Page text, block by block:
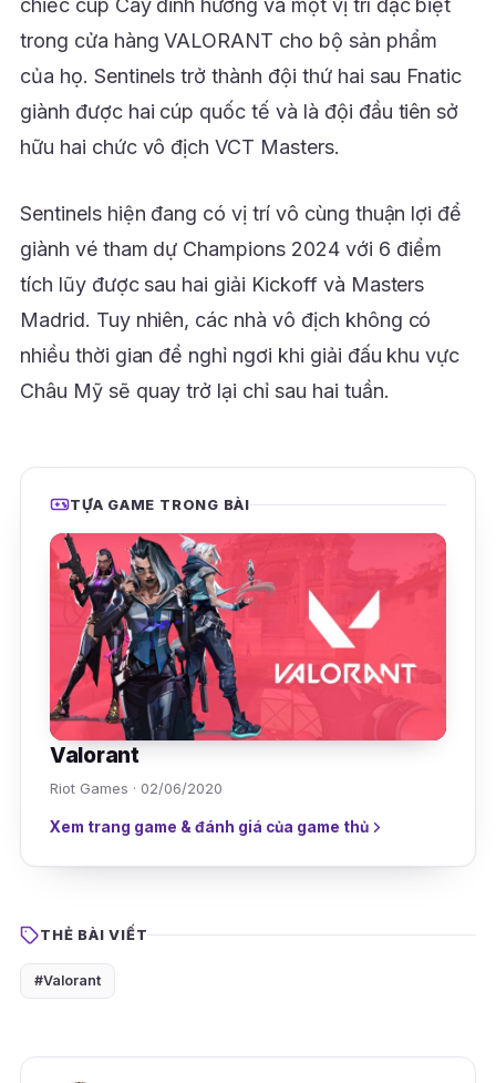
chiếc cúp Cây đinh hương và một vị trí đặc biệt
trong cửa hàng VALORANT cho bộ sản phẩm
của họ. Sentinels trở thành đội thứ hai sau Fnatic
giành được hai cúp quốc tế và là đội đầu tiên sở
hữu hai chức vô địch VCT Masters.
Sentinels hiện đang có vị trí vô cùng thuận lợi để
giành vé tham dự Champions 2024 với 6 điểm
tích lũy được sau hai giải Kickoff và Masters
Madrid. Tuy nhiên, các nhà vô địch không có
nhiều thời gian để nghỉ ngơi khi giải đấu khu vực
Châu Mỹ sẽ quay trở lại chỉ sau hai tuần.
TỰA GAME TRONG BÀI
Valorant
Riot Games · 02/06/2020
Xem trang game & đánh giá của game thủ
THẺ BÀI VIẾT
#Valorant